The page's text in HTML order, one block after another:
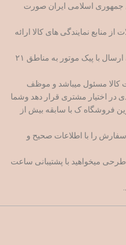
جمهوری اسلامی ایران صورت
منابع نمایندگی های کالا ارائه
3- شعبه سوم در تهران میباشد و امکان ارسال با پیک موتور به مناطق ۲۱
کالا مسئول میباشد و موظف
اختیار مشتری قرار دهد وشما
فروشگاه ک با سابقه بیش از
سفارش را با اطلاعات صحیح و
میخواهید با پشتیبانی ساعت